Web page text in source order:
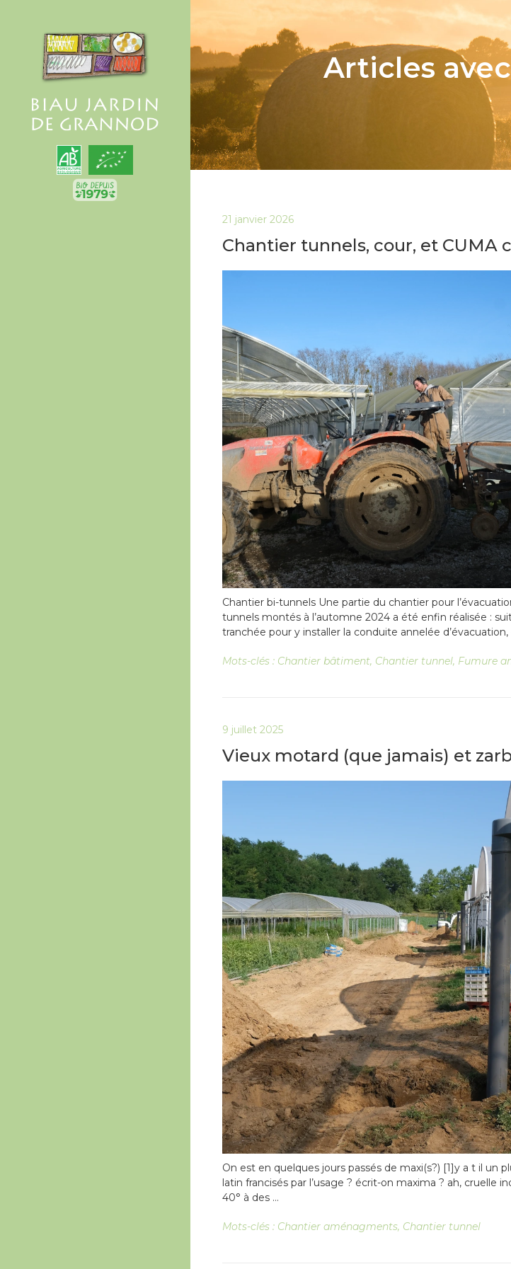
Articles
21 janvier 2026
Chantier tunnels, cour, et CUMA
Chantier bi-tunnels Une partie du chantier pour
tunnels montés à l’automne 2024 a été enfin réalisée :
tranchée pour y installer la conduite annelée
Mots-clés : Chantier bâtiment, Chantier tunnel, Fumure
9 juillet 2025
Vieux motard (que jamais) et
On est en quelques jours passés de maxi(s?) [1]y a t il un
latin francisés par l’usage ? écrit-on maxima ? ah, cruelle
40° à des …
Mots-clés : Chantier aménagments, Chantier tunnel